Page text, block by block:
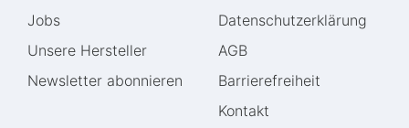
Jobs
Unsere Hersteller
Newsletter abonnieren
Daten­schutz­erklärung
AGB
Barrierefreiheit
Kontakt